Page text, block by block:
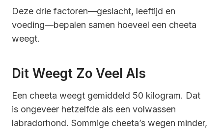
Deze drie factoren—geslacht, leeftijd en
voeding—bepalen samen hoeveel een cheeta
weegt.
Dit Weegt Zo Veel Als
Een cheeta weegt gemiddeld 50 kilogram. Dat
is ongeveer hetzelfde als een volwassen
labradorhond. Sommige cheeta’s wegen minder,